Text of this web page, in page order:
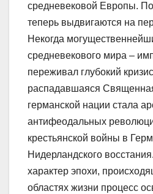
средневековой Европы.
теперь выдвигаются на
Некогда
средневекового мира –
переживал глубокий
распадавшаяся
германской нации стала
антифеодальных
крестьянской войны в
Нидерландского
характер эпохи,
областях жизни процесс